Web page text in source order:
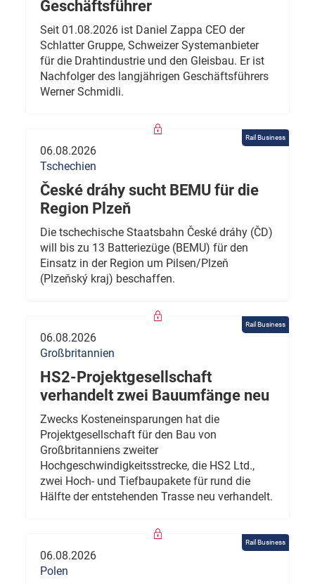
Geschäftsführer
Seit 01.08.2026 ist Daniel Zappa CEO der
Schlatter Gruppe, Schweizer Systemanbieter
für die Drahtindustrie und den Gleisbau. Er ist
Nachfolger des langjährigen Geschäftsführers
Werner Schmidli.
Rail Business
06.08.2026
Tschechien
České dráhy sucht BEMU für die
Region Plzeň
Die tschechische Staatsbahn České dráhy (ČD)
will bis zu 13 Batteriezüge (BEMU) für den
Einsatz in der Region um Pilsen/Plzeň
(Plzeňský kraj) beschaffen.
Rail Business
06.08.2026
Großbritannien
HS2-Projektgesellschaft
verhandelt zwei Bauumfänge neu
Zwecks Kosteneinsparungen hat die
Projektgesellschaft für den Bau von
Großbritanniens zweiter
Hochgeschwindigkeitsstrecke, die HS2 Ltd.,
zwei Hoch- und Tiefbaupakete für rund die
Hälfte der entstehenden Trasse neu verhandelt.
Rail Business
06.08.2026
Polen